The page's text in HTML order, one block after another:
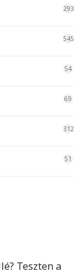
293
545
54
69
312
51
Teszten a